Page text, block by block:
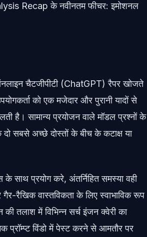
Recap के नवीनतम फीचर: इमोशनल
चैटजीपीटी (ChatGPT) रैपर खोजते
को एक मजेदार और पुरानी यादों से
है। सामान्य प्रयोजन वाले मॉडल प्रश्नों के
सबसे अच्छे दोस्तों के बीच के कटाक्ष या
प्रयोग करे, अंतर्निहित समस्या वही
रैखिक वास्तविकता के लिए स्वाभाविक रूप
तलाश में विभिन्न सर्च इंजन क्वेरी का
प्रॉम्प्ट विंडो में पेस्ट करने से आमतौर पर